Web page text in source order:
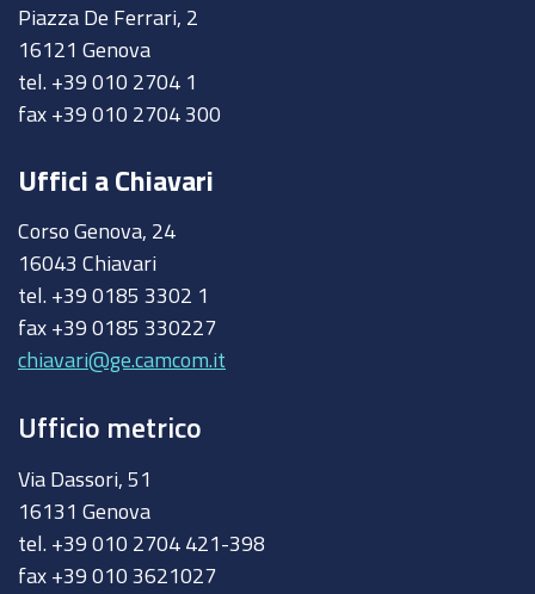
Piazza De Ferrari, 2
16121 Genova
tel. +39 010 2704 1
fax +39 010 2704 300
Uffici a Chiavari
Corso Genova, 24
16043 Chiavari
tel. +39 0185 3302 1
fax +39 0185 330227
chiavari@ge.camcom.it
Ufficio metrico
Via Dassori, 51
16131 Genova
tel. +39 010 2704 421-398
fax +39 010 3621027